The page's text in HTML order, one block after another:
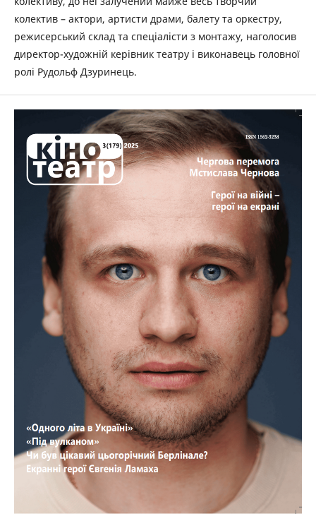
колектив – актори, артисти драми, балету та оркестру,
режисерський склад та спеціалісти з монтажу, наголосив
директор-художній керівник театру і виконавець головної
ролі Рудольф Дзуринець.